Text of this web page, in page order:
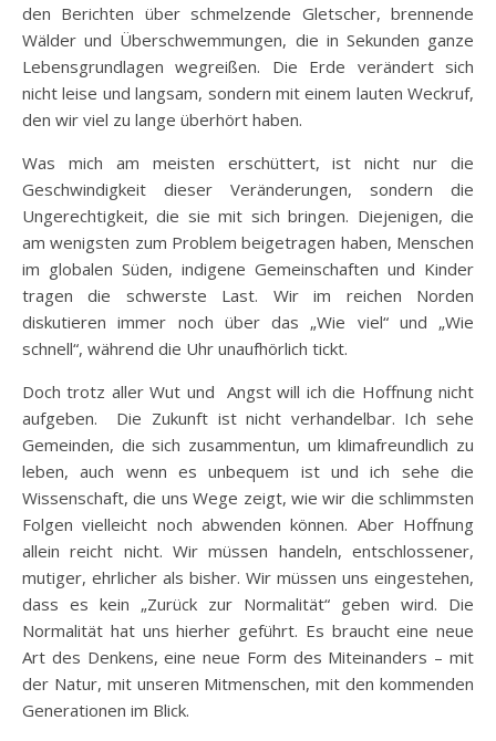
den Berichten über schmelzende Gletscher, brennende
Wälder und Überschwemmungen, die in Sekunden ganze
Lebensgrundlagen wegreißen. Die Erde verändert sich
nicht leise und langsam, sondern mit einem lauten Weckruf,
den wir viel zu lange überhört haben.
Was mich am meisten erschüttert, ist nicht nur die
Geschwindigkeit dieser Veränderungen, sondern die
Ungerechtigkeit, die sie mit sich bringen. Diejenigen, die
am wenigsten zum Problem beigetragen haben, Menschen
im globalen Süden, indigene Gemeinschaften und Kinder
tragen die schwerste Last. Wir im reichen Norden
diskutieren immer noch über das „Wie viel“ und „Wie
schnell“, während die Uhr unaufhörlich tickt.
Doch trotz aller Wut und Angst will ich die Hoffnung nicht
aufgeben. Die Zukunft ist nicht verhandelbar. Ich sehe
Gemeinden, die sich zusammentun, um klimafreundlich zu
leben, auch wenn es unbequem ist und ich sehe die
Wissenschaft, die uns Wege zeigt, wie wir die schlimmsten
Folgen vielleicht noch abwenden können. Aber Hoffnung
allein reicht nicht. Wir müssen handeln, entschlossener,
mutiger, ehrlicher als bisher. Wir müssen uns eingestehen,
dass es kein „Zurück zur Normalität“ geben wird. Die
Normalität hat uns hierher geführt. Es braucht eine neue
Art des Denkens, eine neue Form des Miteinanders – mit
der Natur, mit unseren Mitmenschen, mit den kommenden
Generationen im Blick.